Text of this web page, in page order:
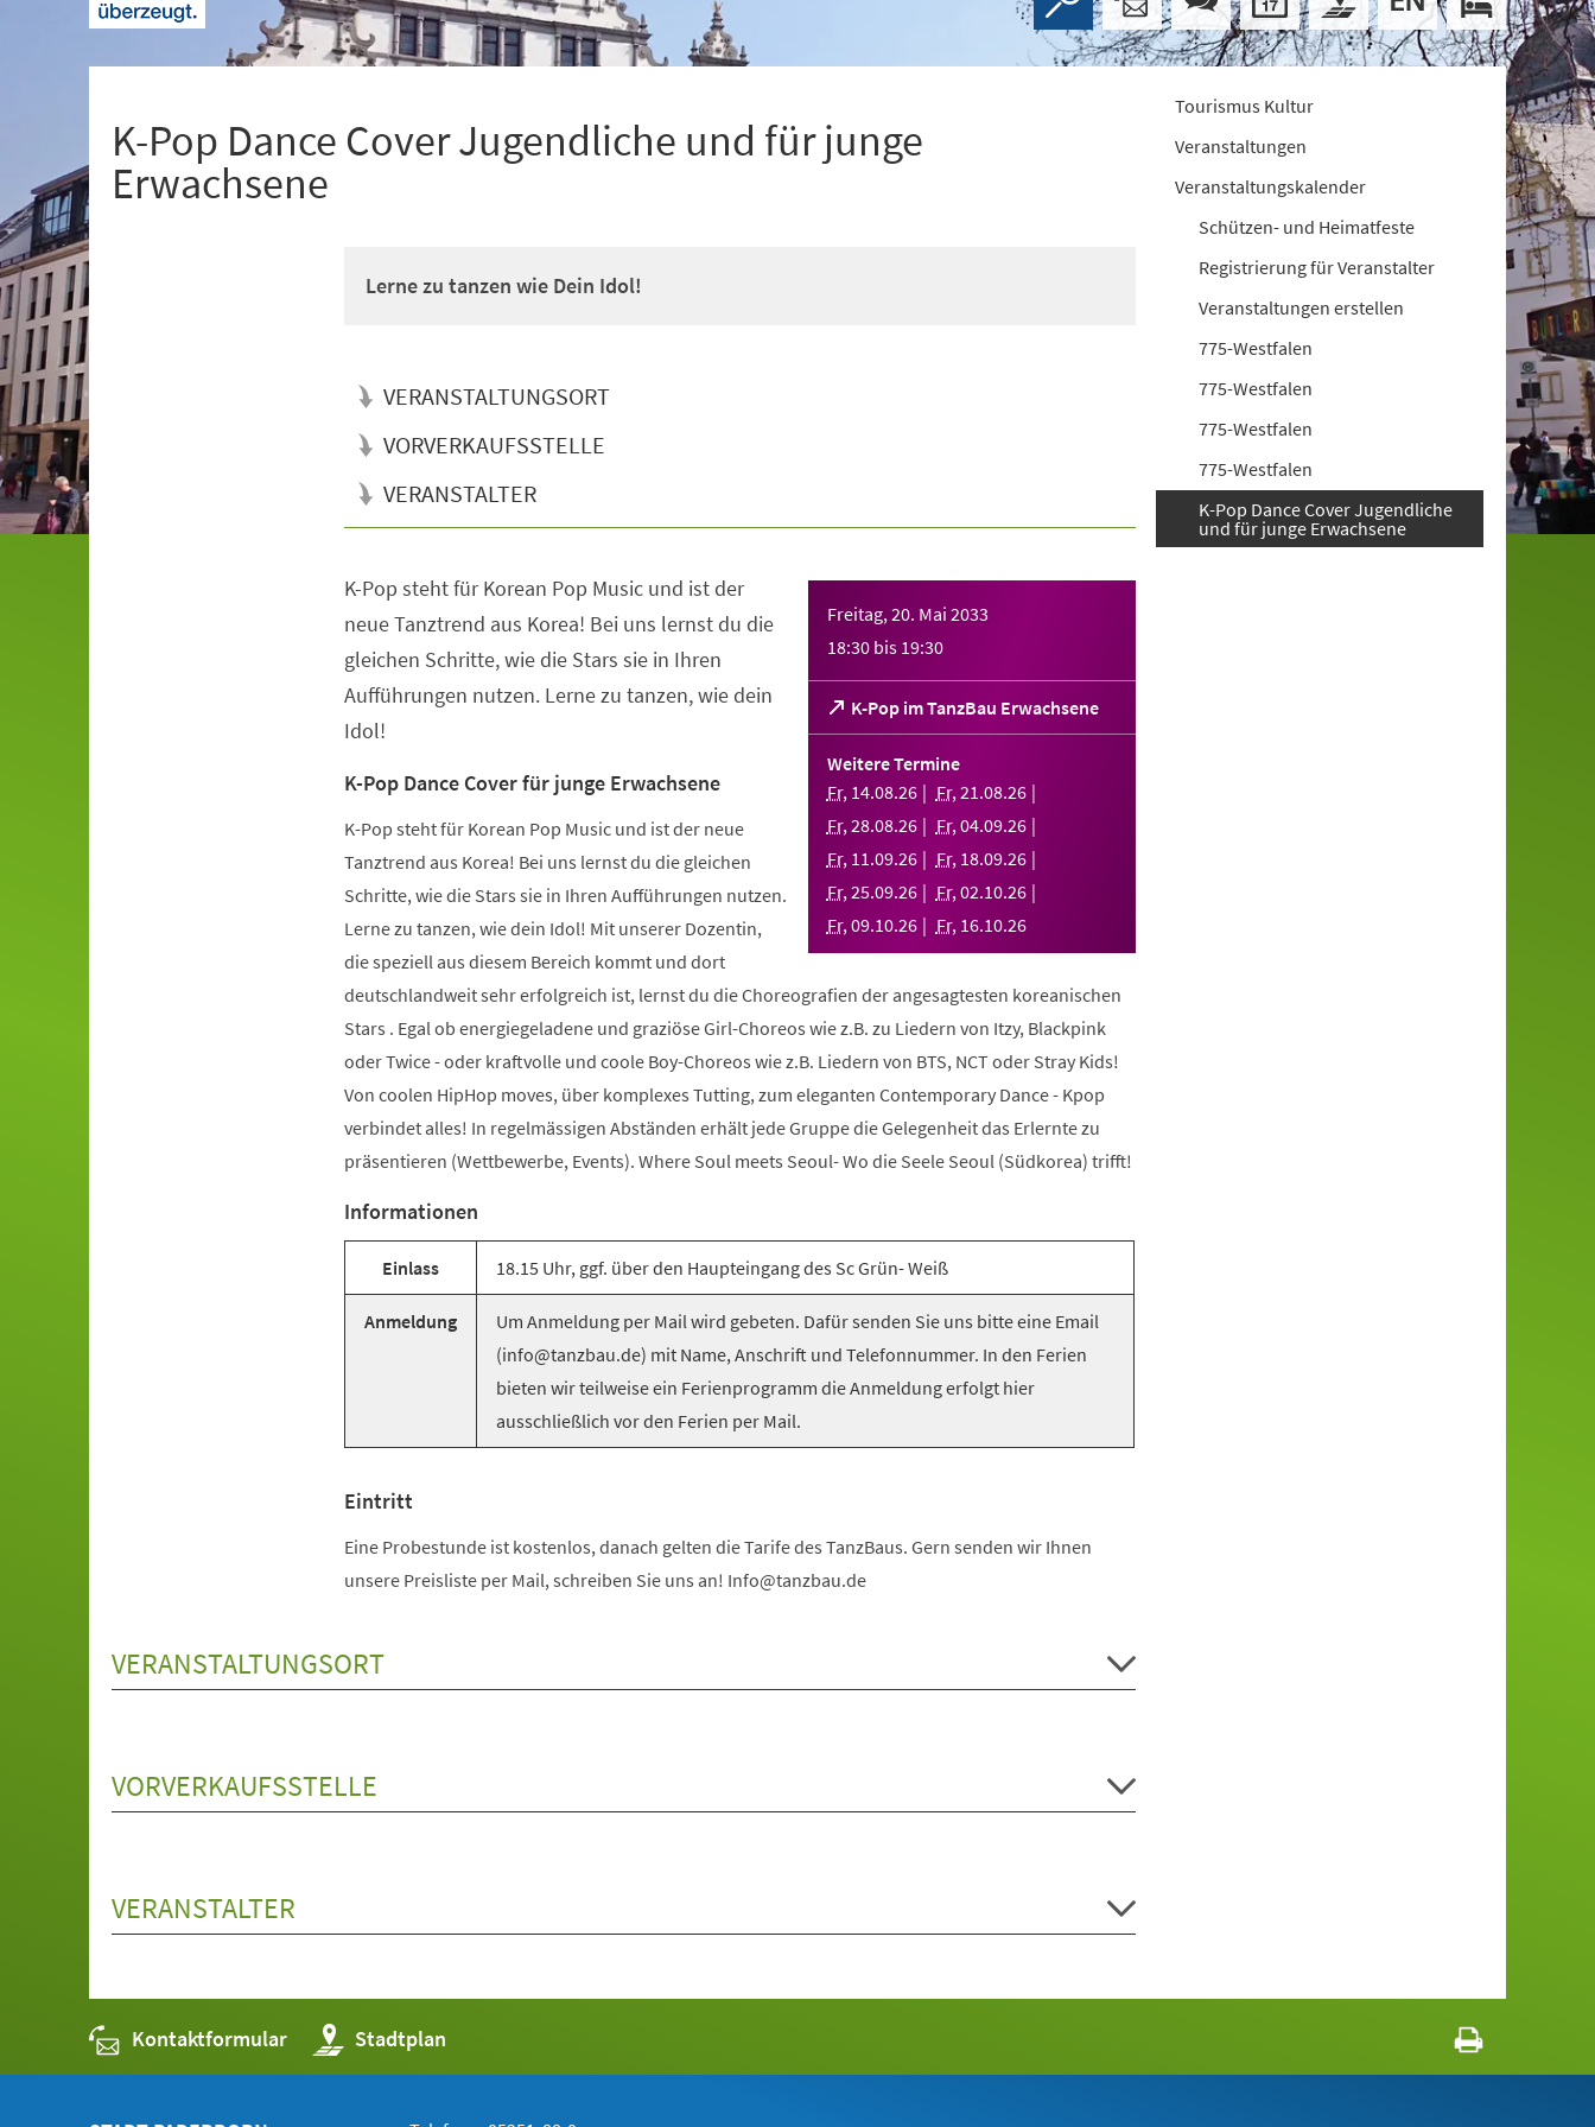
K-Pop Dance Cover Jugendliche und für junge
Erwachsene
Lerne zu tanzen wie Dein Idol!
VERANSTALTUNGSORT
VORVERKAUFSSTELLE
VERANSTALTER
Freitag, 20. Mai 2033
18:30 bis 19:30
K-Pop im TanzBau Erwachsene
(Öffnet
in
einem
Tab)
Weitere Termine
Fr, 14.08.26 Fr,21.08.26
Fr,28.08.26 Fr,04.09.26
Fr, 11.09.26 Fr, 18.09.26
Fr,25.09.26 Fr,02.10.26
Fr,09.10.26 Fr, 16.10.26
K-Pop steht für Korean Pop Music und ist der
neue Tanztrend aus Korea! Bei uns lernst du die
gleichen Schritte, wie die Stars sie in Ihren
Aufführungen nutzen. Lerne zu tanzen, wie dein
Idol!
K-Pop Dance Cover für junge Erwachsene
K-Pop steht für Korean Pop Music und ist der neue
Tanztrend aus Korea! Bei uns lernst du die gleichen
Schritte, wie die Stars sie in Ihren Aufführungen nutzen.
Lerne zu tanzen, wie dein Idol! Mit unserer Dozentin,
die speziell aus diesem Bereich kommt und dort
deutschlandweit sehr erfolgreich ist, lernst du die Choreografien der angesagtesten koreanischen
Stars . Egal ob energiegeladene und graziöse Girl-Choreos wie z.B. zu Liedern von Itzy, Blackpink
oder Twice - oder kraftvolle und coole Boy-Choreos wie z.B. Liedern von BTS, NCT oder Stray Kids!
Von coolen HipHop moves, über komplexes Tutting, zum eleganten Contemporary Dance - Kpop
verbindet alles! In regelmässigen Abständen erhält jede Gruppe die Gelegenheit das Erlernte zu
präsentieren (Wettbewerbe, Events). Where Soul meets Seoul- Wo die Seele Seoul (Südkorea) trifft!
Informationen
Einlass 18.15 Uhr, ggf. über den Haupteingang des Sc Grün- Weiß
Anmeldung
Um Anmeldung per Mail wird gebeten. Dafür senden Sie uns bitte eine Email
(info@tanzbau.de) mit Name, Anschrift und Telefonnummer. In den Ferien
bieten wir teilweise ein Ferienprogramm die Anmeldung erfolgt hier
ausschließlich vor den Ferien per Mail.
Eintritt
Eine Probestunde ist kostenlos, danach gelten die Tarife des TanzBaus. Gern senden wir Ihnen
unsere Preisliste per Mail, schreiben Sie uns an! Info@tanzbau.de
VERANSTALTUNGSORT
VORVERKAUFSSTELLE
VERANSTALTER
Tourismus Kultur
Veranstaltungen
Veranstaltungskalender
Schützen- und Heimatfeste
Registrierung für Veranstalter
Veranstaltungen erstellen
775-Westfalen
775-Westfalen
775-Westfalen
775-Westfalen
K-Pop Dance Cover Jugendliche
und für junge Erwachsene
Kontaktformular Stadtplan
(Öffnet
in
einem